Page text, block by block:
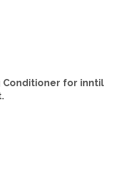
Conditioner for inntil